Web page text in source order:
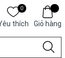
0
thích Giỏ hàng